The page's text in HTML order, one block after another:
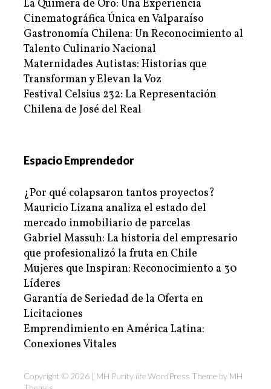
La Quimera de Oro: Una Experiencia
Cinematográfica Única en Valparaíso
Gastronomía Chilena: Un Reconocimiento al
Talento Culinario Nacional
Maternidades Autistas: Historias que
Transforman y Elevan la Voz
Festival Celsius 232: La Representación
Chilena de José del Real
Espacio Emprendedor
¿Por qué colapsaron tantos proyectos?
Mauricio Lizana analiza el estado del
mercado inmobiliario de parcelas
Gabriel Massuh: La historia del empresario
que profesionalizó la fruta en Chile
Mujeres que Inspiran: Reconocimiento a 30
Líderes
Garantía de Seriedad de la Oferta en
Licitaciones
Emprendimiento en América Latina:
Conexiones Vitales
Copyright © 2026 | MH Purity liteWordPress Theme by MH